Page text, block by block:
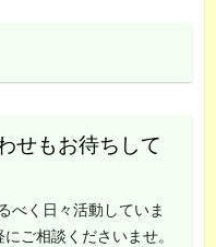
せもお待ちして
べく日々活動していま
にご相談くださいませ。